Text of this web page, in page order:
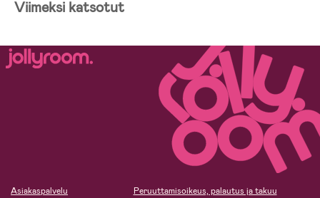
Viimeksi katsotut
Asiakaspalvelu
Peruuttamisoikeus, palautus ja takuu